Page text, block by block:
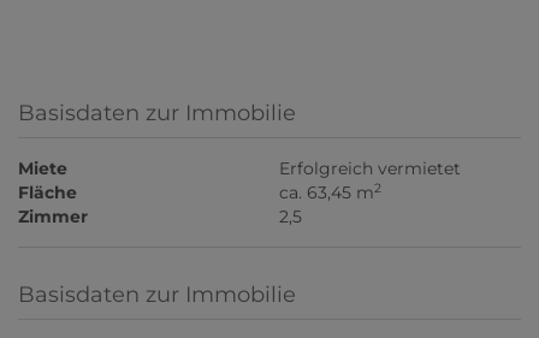
Basisdaten zur Immobilie
Miete
Erfolgreich vermietet
Fläche
ca. 63,45 m2
Zimmer 2,5
Basisdaten zur Immobilie